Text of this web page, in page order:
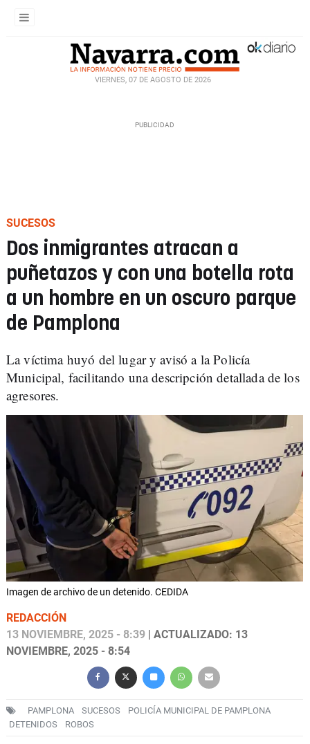
VIERNES, 07 DE AGOSTO DE 2026
SUCESOS
Dos inmigrantes atracan a
puñetazos y con una botella rota
a un hombre en un oscuro parque
de Pamplona
La víctima huyó del lugar y avisó a la Policía
Municipal, facilitando una descripción detallada de los
agresores.
Imagen de archivo de un detenido. CEDIDA
REDACCIÓN
13 NOVIEMBRE, 2025 - 8:39 | ACTUALIZADO: 13
NOVIEMBRE, 2025 - 8:54
PAMPLONA SUCESOS
POLICÍA MUNICIPAL DE PAMPLONA
DETENIDOS
ROBOS